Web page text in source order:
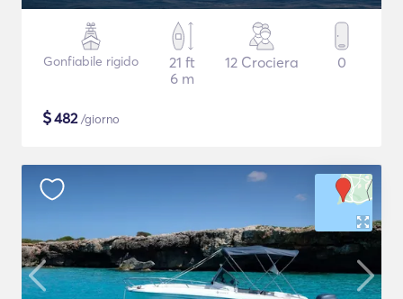
Gonfiabile rigido
21 ft
6 m
12 Crociera 0
$482/giorno